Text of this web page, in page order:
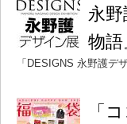
永
物
「DESIGNS 永野護デ
「